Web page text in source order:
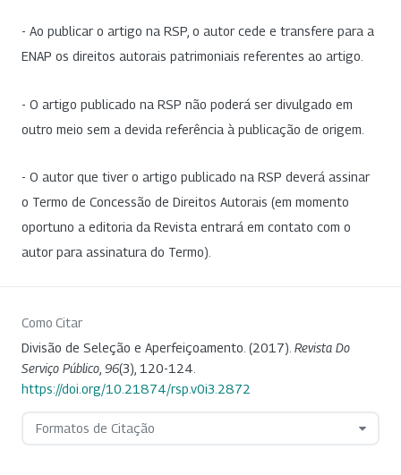
- Ao publicar o artigo na RSP, o autor cede e transfere para a
ENAP os direitos autorais patrimoniais referentes ao artigo.
- O artigo publicado na RSP não poderá ser divulgado em
outro meio sem a devida referência à publicação de origem.
- O autor que tiver o artigo publicado na RSP deverá assinar
o Termo de Concessão de Direitos Autorais (em momento
oportuno a editoria da Revista entrará em contato com o
autor para assinatura do Termo).
Como Citar
Divisão de Seleção e Aperfeiçoamento. (2017). Revista Do
Serviço Público, 96(3), 120-124.
https://doi.org/10.21874/rsp.v0i3.2872
Formatos de Citação